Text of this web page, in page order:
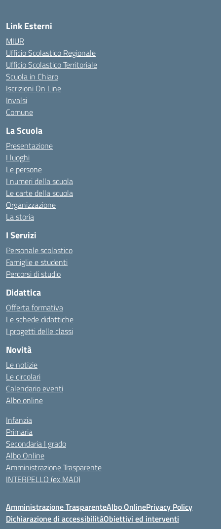
Link Esterni
MIUR
Ufficio Scolastico Regionale
Ufficio Scolastico Territoriale
Scuola in Chiaro
Iscrizioni On Line
Invalsi
Comune
La Scuola
Presentazione
I luoghi
Le persone
I numeri della scuola
Le carte della scuola
Organizzazione
La storia
I Servizi
Personale scolastico
Famiglie e studenti
Percorsi di studio
Didattica
Offerta formativa
Le schede didattiche
I progetti delle classi
Novità
Le notizie
Le circolari
Calendario eventi
Albo online
Infanzia
Primaria
Secondaria I grado
Albo Online
Amministrazione Trasparente
INTERPELLO (ex MAD)
Amministrazione TrasparenteAlbo OnlinePrivacy Policy
Dichiarazione di accessibilitàObiettivi ed interventi